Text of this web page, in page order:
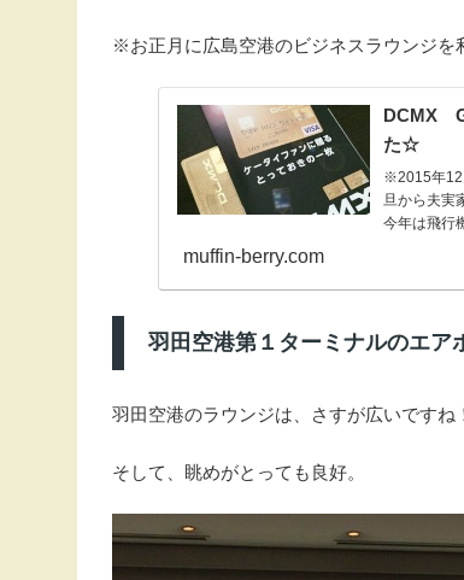
※お正月に広島空港のビジネスラウンジを
DCMX
た☆
※2015年12
旦から夫実
今年は飛行
muffin-berry.com
羽田空港第１ターミナルのエア
羽田空港のラウンジは、さすが広いですね
そして、眺めがとっても良好。